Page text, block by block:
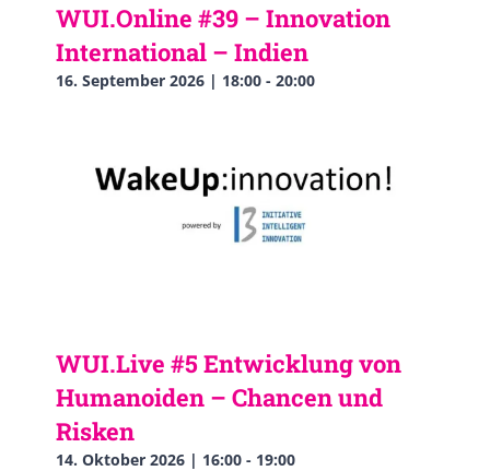
WUI.Online #39 – Innovation
International – Indien
16. September 2026 | 18:00 - 20:00
WUI.Live #5 Entwicklung von
Humanoiden – Chancen und
Risken
14. Oktober 2026 | 16:00 - 19:00